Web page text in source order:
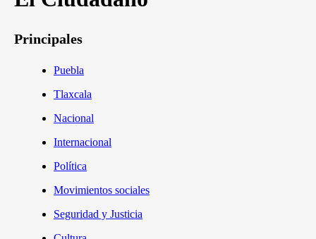
Principales
Puebla
Tlaxcala
Nacional
Internacional
Política
Movimientos sociales
Seguridad y Justicia